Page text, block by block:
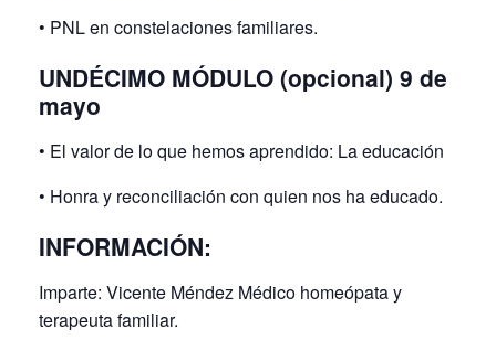
• PNL en constelaciones familiares.
UNDÉCIMO MÓDULO (opcional) 9 de
mayo
• El valor de lo que hemos aprendido: La educación
• Honra y reconciliación con quien nos ha educado.
INFORMACIÓN:
Imparte: Vicente Méndez Médico homeópata y
terapeuta familiar.